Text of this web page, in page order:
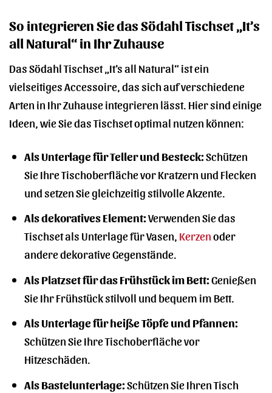
So integrieren Sie das Södahl Tischset „It’s
all Natural“ in Ihr Zuhause
Das Södahl Tischset „It’s all Natural“ ist ein
vielseitiges Accessoire, das sich auf verschiedene
Arten in Ihr Zuhause integrieren lässt. Hier sind einige
Ideen, wie Sie das Tischset optimal nutzen können:
Als Unterlage für Teller und Besteck:Schützen
Sie Ihre Tischoberfläche vor Kratzern und Flecken
und setzen Sie gleichzeitig stilvolle Akzente.
Als dekoratives Element:Verwenden Sie das
Tischset als Unterlage für Vasen, Kerzenoder
andere dekorative Gegenstände.
Als Platzset für das Frühstück im Bett:Genießen
Sie Ihr Frühstück stilvoll und bequem im Bett.
Als Unterlage für heiße Töpfe und Pfannen:
Schützen Sie Ihre Tischoberfläche vor
Hitzeschäden.
Als Bastelunterlage:Schützen Sie Ihren Tisch